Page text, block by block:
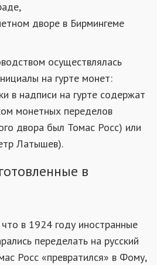
дворе в Бирмингеме
осуществлялась
на гурте монет:
в надписи на гурте содержат
монетных переделов
двора был Томас Росс) или
Латышев).
в
в 1924 году иностранные
переделать на русский
Росс «превратился» в Фому,